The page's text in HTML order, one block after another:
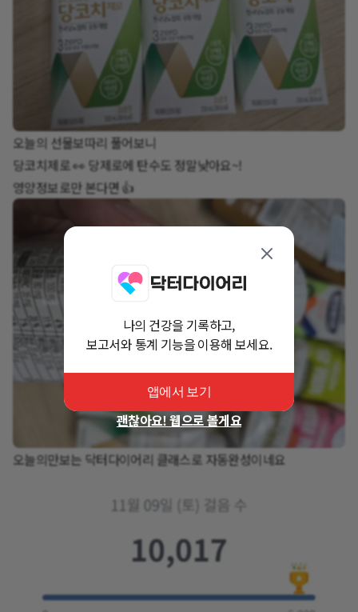
오늘의 선물보따리 풀어보니
당코치제로 👀 당제로에 탄수도 정말낮아요~!
영양정보로만 본다면 👍
오늘의만보는 닥터다이어리 클래스로 자동완성이네요
나의 건강을 기록하고,
보고서와 통계 기능을 이용해 보세요.
앱에서 보기
괜찮아요! 웹으로 볼게요